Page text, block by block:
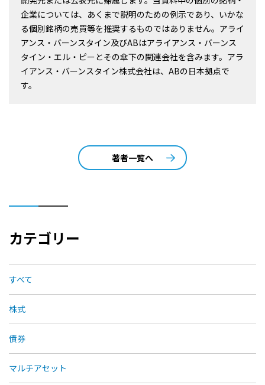
企業については、あくまで説明のための例示であり、いかな
る個別銘柄の売買等を推奨するものではありません。アライ
アンス・バーンスタイン及びABはアライアンス・バーンス
タイン・エル・ピーとその傘下の関連会社を含みます。アラ
イアンス・バーンスタイン株式会社は、ABの日本拠点で
す。
著者一覧へ
カテゴリー
すべて
株式
債券
マルチアセット